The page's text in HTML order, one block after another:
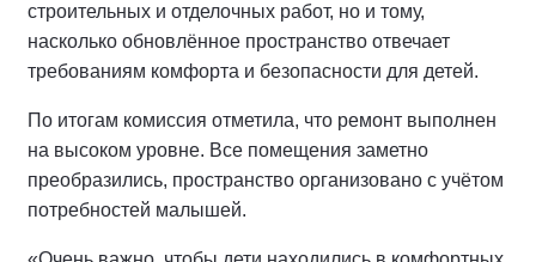
строительных и отделочных работ, но и тому,
насколько обновлённое пространство отвечает
требованиям комфорта и безопасности для детей.
По итогам комиссия отметила, что ремонт выполнен
на высоком уровне. Все помещения заметно
преобразились, пространство организовано с учётом
потребностей малышей.